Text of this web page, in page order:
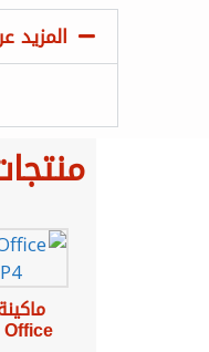
المزيد